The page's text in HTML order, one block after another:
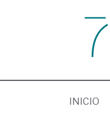
INICIO